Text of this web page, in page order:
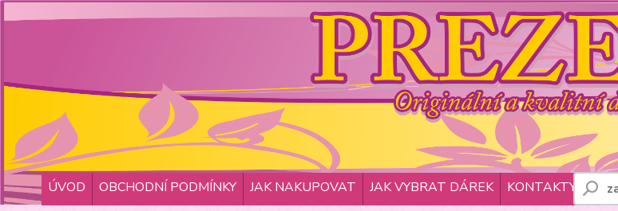
ÚVOD OBCHODNÍ PODMÍNKY JAK NAKUPOVAT JAK VYBRAT DÁREK KONTAKTY